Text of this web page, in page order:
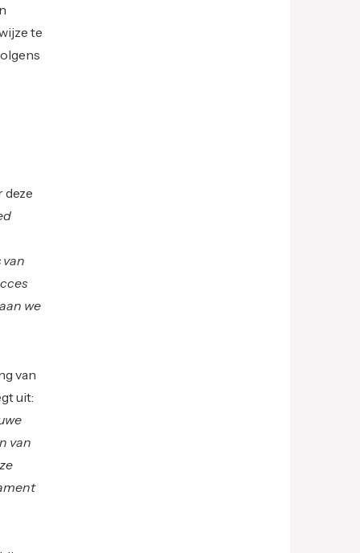
te
deze
we
van
uit:
van